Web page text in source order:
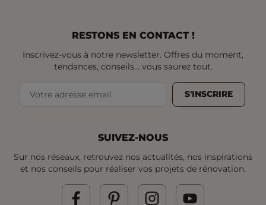
RESTONS EN CONTACT !
Inscrivez-vous à notre newsletter. Offres du moment,
tendances, conseils... vous saurez tout.
S'INSCRIRE
SUIVEZ-NOUS
Sur nos réseaux, retrouvez nos actualités, nos inspirations
et nos conseils pour réaliser vos projets de rénovation.